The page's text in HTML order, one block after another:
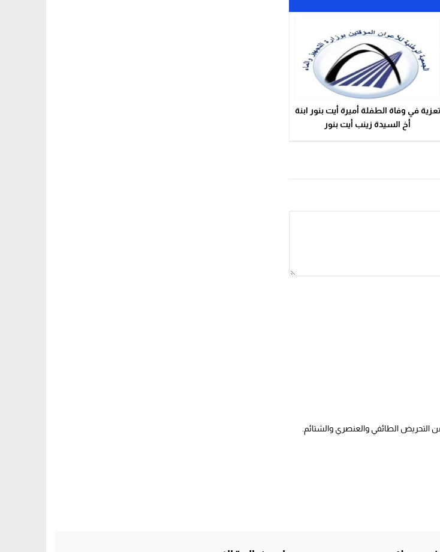
تعزية في وفاة الطفلة أميرة أيت بنور ابنة
أخ السيدة زينب أيت بنور
التحريض الطائفي والعنصري والشتائم.